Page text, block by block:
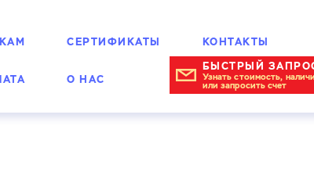
СЕРТИФИКАТЫ
О НАС
КОНТАКТЫ
БЫСТРЫЙ
Узнать стоимость,
или запросить счет